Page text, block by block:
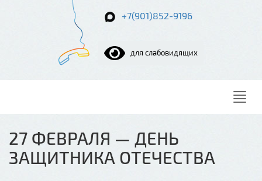
+7(901)852-9196
для слабовидящих
27 ФЕВРАЛЯ — ДЕНЬ
ЗАЩИТНИКА ОТЕЧЕСТВА